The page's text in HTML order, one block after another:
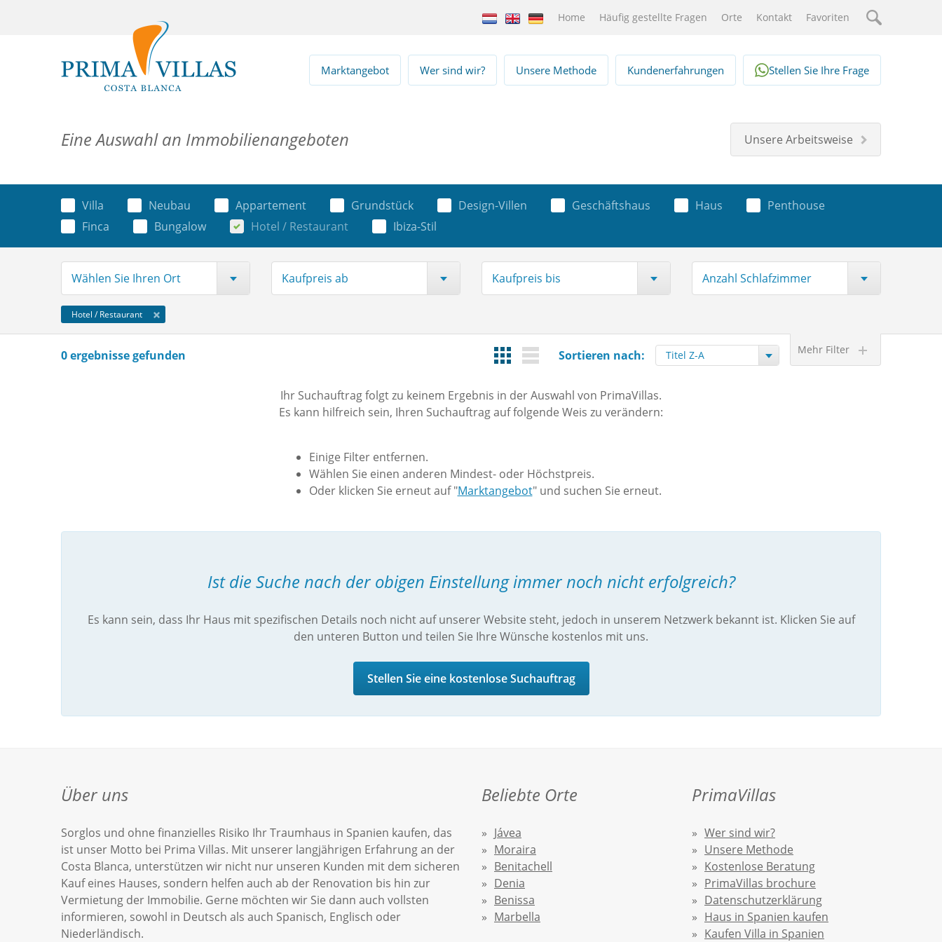
Home Häufig gestellte Fragen Orte Kontakt
Favoriten
Marktangebot Wer sind wir? Unsere Methode Kundenerfahrungen Stellen Sie Ihre Frage
Eine Auswahl an Immobilienangeboten Unsere Arbeitsweise
Villa Neubau Appartement Grundstück Design-Villen Geschäftshaus Haus
Penthouse
Finca
Bungalow Hotel / Restaurant Ibiza-Stil
Wählen Sie Ihren Ort Kaufpreis ab Kaufpreis bis Anzahl Schlafzimmer
Hotel / Restaurant
0 ergebnisse gefunden Mehr Filter
Sortieren nach:
Ihr Suchauftrag folgt zu keinem Ergebnis in der Auswahl von PrimaVillas.
Es kann hilfreich sein, Ihren Suchauftrag auf folgende Weis zu verändern:
Einige Filter entfernen.
Wählen Sie einen anderen Mindest- oder Höchstpreis.
Oder klicken Sie erneut auf "Marktangebot" und suchen Sie erneut.
Ist die Suche nach der obigen Einstellung immer noch nicht erfolgreich?
Es kann sein, dass Ihr Haus mit spezifischen Details noch nicht auf unserer Website steht, jedoch in unserem Netzwerk bekannt ist. Klicken Sie auf
den unteren Button und teilen Sie Ihre Wünsche kostenlos mit uns.
Stellen Sie eine kostenlose Suchauftrag
Über uns
Sorglos und ohne finanzielles Risiko Ihr Traumhaus in Spanien kaufen, das
ist unser Motto bei Prima Villas. Mit unserer langjährigen Erfahrung an der
Costa Blanca, unterstützen wir nicht nur unseren Kunden mit dem sicheren
Kauf eines Hauses, sondern helfen auch ab der Renovation bis hin zur
Vermietung der Immobilie. Gerne möchten wir Sie dann auch vollsten
informieren, sowohl in Deutsch als auch Spanisch, Englisch oder
Niederländisch.
Beliebte Orte
Jávea
Moraira
Benitachell
Denia
Benissa
Marbella
PrimaVillas
Wer sind wir?
Unsere Methode
Kostenlose Beratung
PrimaVillas brochure
Datenschutzerklärung
Haus in Spanien kaufen
Kaufen Villa in Spanien